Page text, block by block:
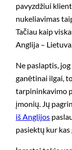
pavyzdžiui
nukeliavimas
Tačiau kaip
Anglija –
Ne paslaptis,
ganėtinai ilgai,
tarpininkavimo
įmonių. Jų
iš Anglijos
pasiektų kur